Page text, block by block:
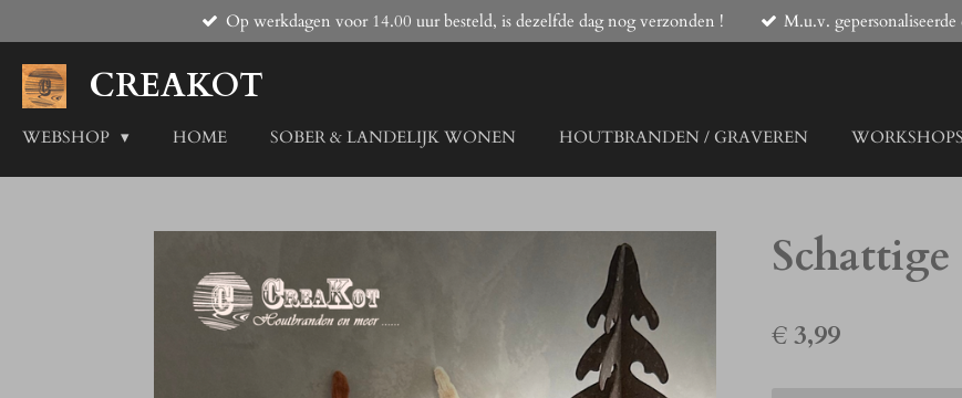
direct
naar
de
Op werkdagen voor 14.00 uur besteld, is dezelfde dag nog verzonden ! M.u.v. gepersonaliseerde
CREAKOT
WEBSHOP HOME SOBER & LANDELIJK WONEN HOUTBRANDEN / GRAVEREN WORKSHOPS
€ 3,99